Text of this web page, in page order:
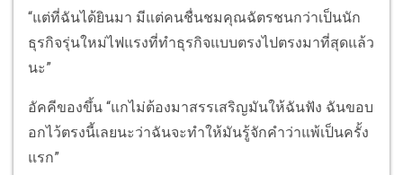
“แต่ที่ฉันได้ยินมา มีแต่คนชื่นชมคุณฉัตรชนกว่าเป็นนัก
ธุรกิจรุ่นใหม่ไฟแรงที่ทำธุรกิจแบบตรงไปตรงมาที่สุดแล้ว
นะ”
อัคคีของขึ้น “แกไม่ต้องมาสรรเสริญมันให้ฉันฟัง ฉันขอบ
อกไว้ตรงนี้เลยนะว่าฉันจะทำให้มันรู้จักคำว่าแพ้เป็นครั้ง
แรก”